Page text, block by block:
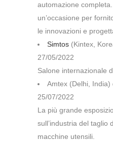
automazione
un’occasione per
le innovazioni e
Simtos (Kintex,
27/05/2022
Salone internazionale
Amtex (Delhi, India)
25/07/2022
La più grande
sull’industria del taglio
macchine utensili.